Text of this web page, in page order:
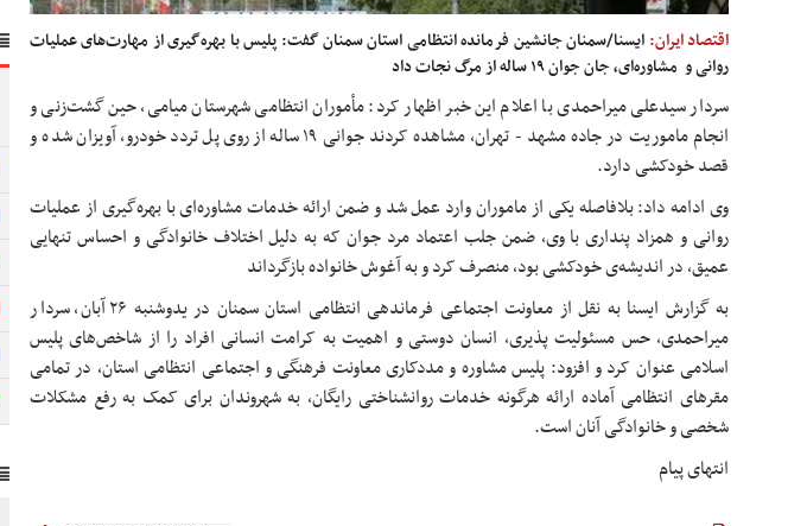
اقتصاد ایران: ایسنا/سمنان جانشین فرمانده انتظامی استان سمنان گفت: پلیس با بهره‌گیری از مهارت‌های عملیات
روانی و مشاوره‌ای، جان جوان ۱۹ ساله از مرگ نجات داد
سردار سیدعلی میراحمدی با اعلام این خبر اظهار کرد: مأموران انتظامی شهرستان میامی، حین گشت‌زنی و
انجام ماموریت در جاده مشهد - تهران، مشاهده کردند جوانی ۱۹ ساله از روی پل تردد خودرو، آویزان شده و
قصد خودکشی دارد.
وی ادامه داد: بلافاصله یکی از ماموران وارد عمل شد و ضمن ارائه خدمات مشاوره‌ای با بهره‌گیری از عملیات
روانی و همزاد پنداری با وی، ضمن جلب اعتماد مرد جوان که به دلیل اختلاف خانوادگی و احساس تنهایی
عمیق، در اندیشه‌ی خودکشی بود، منصرف کرد و به آغوش خانواده بازگرداند
به گزارش ایسنا به نقل از معاونت اجتماعی فرماندهی انتظامی استان سمنان در یدوشنبه ۲۶ آبان، سردار
میراحمدی، حس مسئولیت پذیری، انسان دوستی و اهمیت به کرامت انسانی افراد را از شاخص‌های پلیس
اسلامی عنوان کرد و افزود: پلیس مشاوره و مددکاری معاونت فرهنگی و اجتماعی انتظامی استان، در تمامی
مقرهای انتظامی آماده ارائه هرگونه خدمات روانشناختی رایگان، به شهروندان برای کمک به رفع مشکلات
شخصی و خانوادگی آنان است.
انتهای پیام